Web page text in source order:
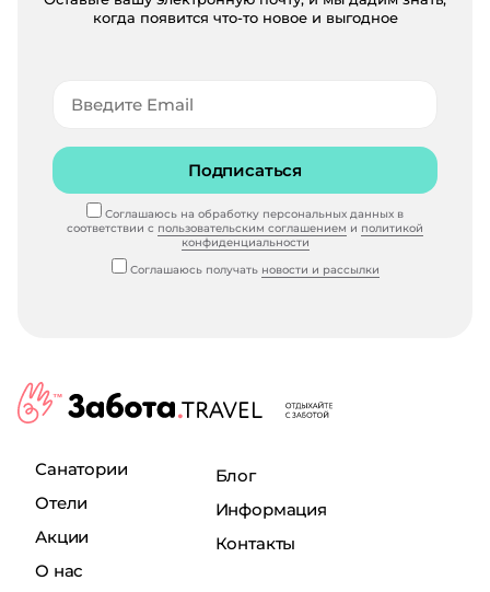
когда появится что-то новое и выгодное
Подписаться
Соглашаюсь на обработку персональных данных в
соответствии с пользовательским соглашением и политикой
конфиденциальности
Соглашаюсь получать новости и рассылки
Санатории
Отели
Акции
О нас
Блог
Информация
Контакты